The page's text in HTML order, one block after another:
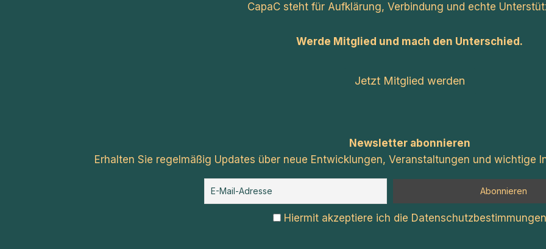
CapaC steht für Aufklärung, Verbindung und echte
Werde Mitglied und mach den Unterschied.
Jetzt Mitglied werden
Newsletter abonnieren
Erhalten Sie regelmäßig Updates über neue Entwicklungen, Veranstaltungen und wichtige
Hiermit akzeptiere ich die Datenschutzbestimmungen